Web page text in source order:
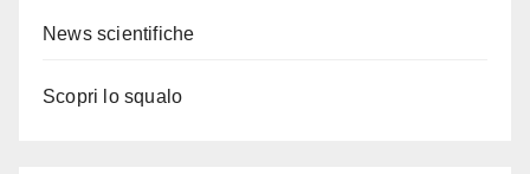
News scientifiche
Scopri lo squalo